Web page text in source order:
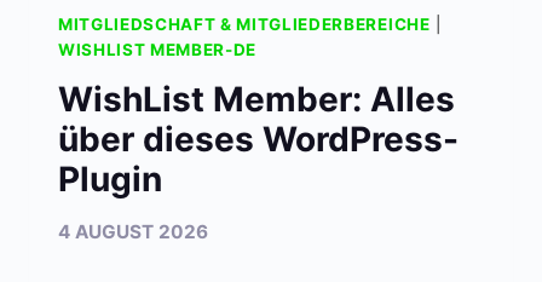
MITGLIEDSCHAFT & MITGLIEDERBEREICHE
WISHLIST MEMBER-DE
WishList Member: Alles
über dieses WordPress-
Plugin
4 AUGUST 2026